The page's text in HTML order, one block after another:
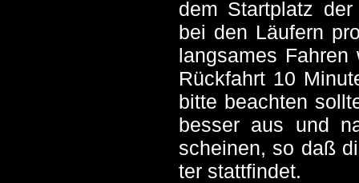
dem Startplatz
bei den Läufern
langsames
Rückfahrt 10
bitte beachten
besser aus und
scheinen, so daß
ter stattfindet.